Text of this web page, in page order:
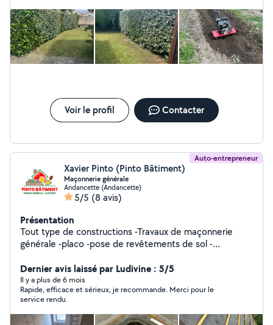
Voir le profil Contacter
Auto-entrepreneur
Xavier Pinto (Pinto Bâtiment)
Maçonnerie générale
Andancette (Andancette)
5/5 (8 avis)
Présentation
Tout type de constructions -Travaux de maçonnerie
générale -placo -pose de revêtements de sol -
contacter pour tout autre type de demande.
Dernier avis laissé par Ludivine : 5/5
Il y a plus de 6 mois
Rapide, efficace et sérieux, je recommande. Merci pour le
service rendu.